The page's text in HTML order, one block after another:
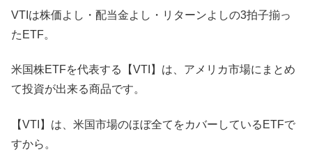
VTIは株価よし・配当金よし・リターンよしの3拍子揃っ
たETF。
米国株ETFを代表する【VTI】は、アメリカ市場にまとめ
て投資が出来る商品です。
【VTI】は、米国市場のほぼ全てをカバーしているETFで
すから。